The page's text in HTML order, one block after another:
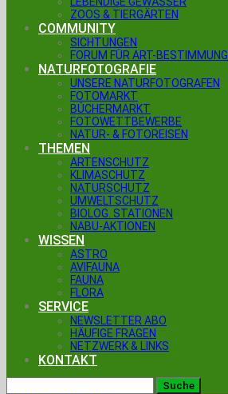
ZOOS & TIERGÄRTEN
COMMUNITY
SICHTUNGEN
FORUM FÜR ART-BESTIMMUNG
NATURFOTOGRAFIE
UNSERE NATURFOTOGRAFEN
FOTOMARKT
BÜCHERMARKT
FOTOWETTBEWERBE
NATUR- & FOTOREISEN
THEMEN
ARTENSCHUTZ
KLIMASCHUTZ
NATURSCHUTZ
UMWELTSCHUTZ
BIOLOG. STATIONEN
NABU-AKTIONEN
WISSEN
ASTRO
AVIFAUNA
FAUNA
FLORA
SERVICE
NEWSLETTER ABO
HÄUFIGE FRAGEN
NETZWERK & LINKS
KONTAKT